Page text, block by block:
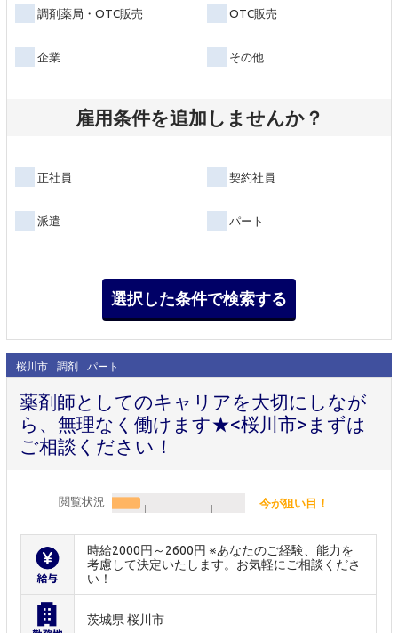
調剤薬局・OTC販売 OTC販売
企業 その他
雇用条件を追加しませんか？
正社員 契約社員
派遣 パート
桜川市 調剤 パート
薬剤師としてのキャリアを大切にしなが
ら、無理なく働けます★<桜川市>まずは
ご相談ください！
閲覧状況 今が狙い目！
時給2000円～2600円 ※あなたのご経験、能力を
考慮して決定いたします。お気軽にご相談くださ
い！
茨城県 桜川市